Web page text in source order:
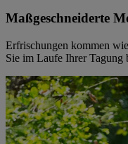
Maßgeschneiderte
Erfrischungen kommen
Sie im Laufe Ihrer Tagung